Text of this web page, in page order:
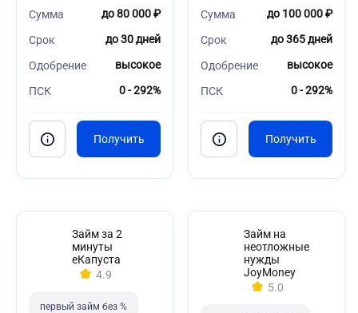
Сумма до 80 000 ₽
Срок до 30 дней
Одобрение высокое
ПСК 0 - 292%
Сумма до 100 000 ₽
Срок до 365 дней
Одобрение высокое
ПСК 0 - 292%
Займ за 2
минуты
еКапуста
4.9
первый займ без %
Займ на
неотложные
нужды
JoyMoney
5.0